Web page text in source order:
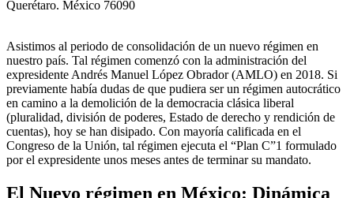
Querétaro. México 76090
Asistimos al periodo de consolidación de un nuevo régimen en
nuestro país. Tal régimen comenzó con la administración del
expresidente Andrés Manuel López Obrador (AMLO) en 2018. Si
previamente había dudas de que pudiera ser un régimen autocrático
en camino a la demolición de la democracia clásica liberal
(pluralidad, división de poderes, Estado de derecho y rendición de
cuentas), hoy se han disipado. Con mayoría calificada en el
Congreso de la Unión, tal régimen ejecuta el “Plan C”1 formulado
por el expresidente unos meses antes de terminar su mandato.
El Nuevo régimen en México: Dinámica